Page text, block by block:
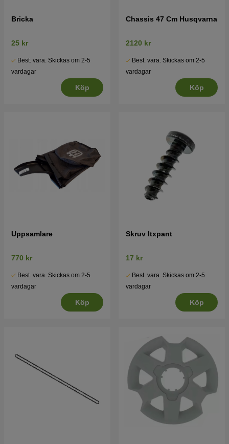
Bricka
25 kr
Best. vara. Skickas om 2-5
vardagar
Köp
Chassis 47 Cm Husqvarna
2120 kr
Best. vara. Skickas om 2-5
vardagar
Köp
Uppsamlare
770 kr
Best. vara. Skickas om 2-5
vardagar
Köp
Skruv Itxpant
17 kr
Best. vara. Skickas om 2-5
vardagar
Köp